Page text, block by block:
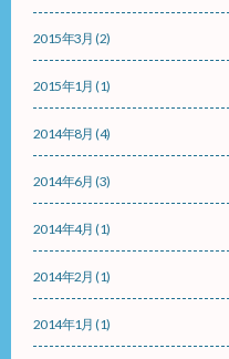
2015年3月 (2)
2015年1月 (1)
2014年8月 (4)
2014年6月 (3)
2014年4月 (1)
2014年2月 (1)
2014年1月 (1)